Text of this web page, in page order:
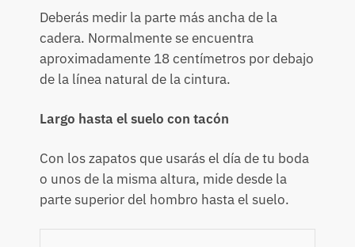
Deberás medir la parte más ancha de la
cadera. Normalmente se encuentra
aproximadamente 18 centímetros por debajo
de la línea natural de la cintura.
Largo hasta el suelo con tacón
Con los zapatos que usarás el día de tu boda
o unos de la misma altura, mide desde la
parte superior del hombro hasta el suelo.